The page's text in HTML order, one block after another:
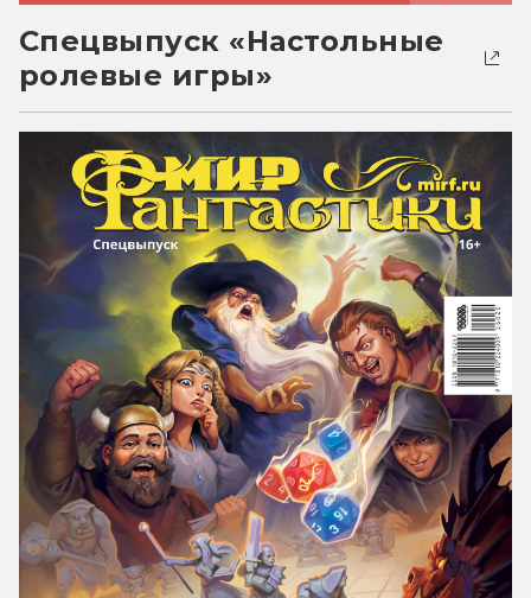
Спецвыпуск «Настольные
ролевые игры»